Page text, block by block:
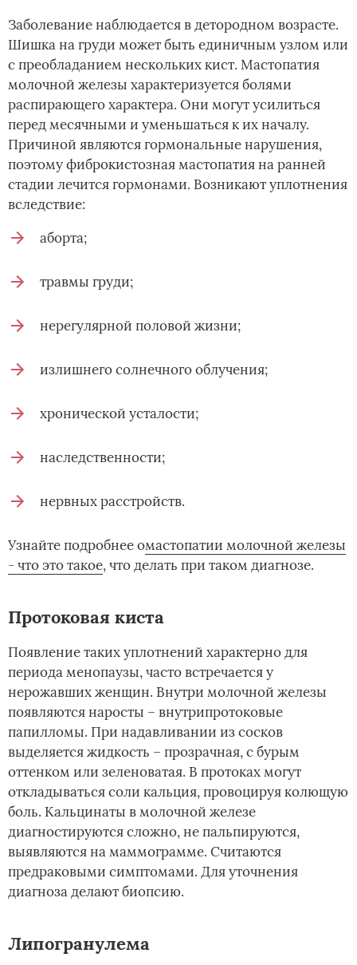
Заболевание наблюдается в детородном возрасте.
Шишка на груди может быть единичным узлом или
с преобладанием нескольких кист. Мастопатия
молочной железы характеризуется болями
распирающего характера. Они могут усилиться
перед месячными и уменьшаться к их началу.
Причиной являются гормональные нарушения,
поэтому фиброкистозная мастопатия на ранней
стадии лечится гормонами. Возникают уплотнения
вследствие:
аборта;
травмы груди;
нерегулярной половой жизни;
излишнего солнечного облучения;
хронической усталости;
наследственности;
нервных расстройств.
Узнайте подробнее о­мастопатии молочной железы
- что это такое, что делать при таком диагнозе.
Протоковая киста
Появление таких уплотнений характерно для
периода менопаузы, часто встречается у
нерожавших женщин. Внутри молочной железы
появляются наросты – внутрипротоковые
папилломы. При надавливании из сосков
выделяется жидкость – прозрачная, с бурым
оттенком или зеленоватая. В протоках могут
откладываться соли кальция, провоцируя колющую
боль. Кальцинаты в молочной железе
диагностируются сложно, не пальпируются,
выявляются на маммограмме. Считаются
предраковыми симптомами. Для уточнения
диагноза делают биопсию.
Липогранулема